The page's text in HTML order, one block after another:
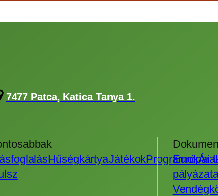
7477 Patca, Katica Tanya 1.
HűségkártyaJátékokProgramok
Európai